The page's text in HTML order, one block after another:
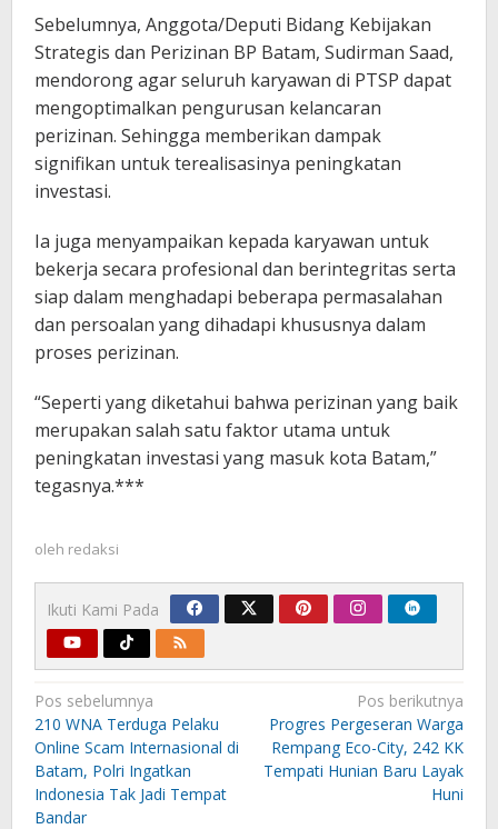
Sebelumnya, Anggota/Deputi Bidang Kebijakan
Strategis dan Perizinan BP Batam, Sudirman Saad,
mendorong agar seluruh karyawan di PTSP dapat
mengoptimalkan pengurusan kelancaran
perizinan. Sehingga memberikan dampak
signifikan untuk terealisasinya peningkatan
investasi.
Ia juga menyampaikan kepada karyawan untuk
bekerja secara profesional dan berintegritas serta
siap dalam menghadapi beberapa permasalahan
dan persoalan yang dihadapi khususnya dalam
proses perizinan.
“Seperti yang diketahui bahwa perizinan yang baik
merupakan salah satu faktor utama untuk
peningkatan investasi yang masuk kota Batam,”
tegasnya.***
oleh redaksi
Ikuti Kami Pada
Navigasi
pos
Pos sebelumnya
210 WNA Terduga Pelaku
Online Scam Internasional di
Batam, Polri Ingatkan
Indonesia Tak Jadi Tempat
Bandar
Pos berikutnya
Progres Pergeseran Warga
Rempang Eco-City, 242 KK
Tempati Hunian Baru Layak
Huni